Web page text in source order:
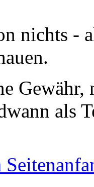
nichts -
Gewähr,
als